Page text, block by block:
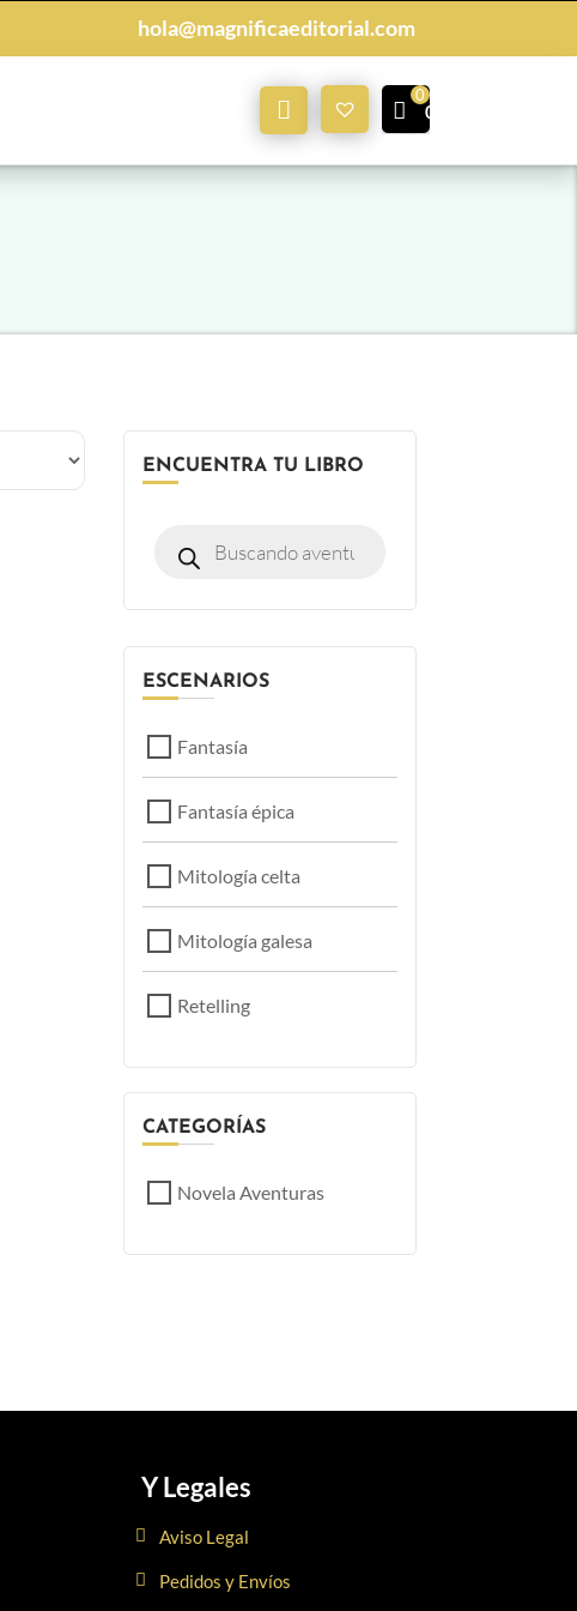
hola@magnificaeditorial.com
Mi
Cuenta
0,00
ENCUENTRA TU LIBRO
ESCENARIOS
Fantasía
Fantasía épica
Mitología celta
Mitología galesa
Retelling
CATEGORÍAS
Novela Aventuras
Y Legales
Aviso Legal
Pedidos y Envíos